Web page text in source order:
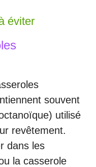
éviter
souvent
utilisé
revêtement.
dans les
la casserole